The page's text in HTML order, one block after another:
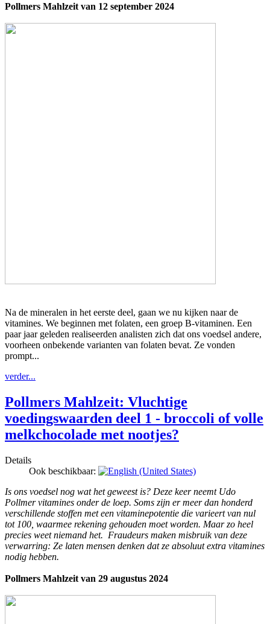
Pollmers Mahlzeit van 12 september 2024
Na de mineralen in het eerste deel, gaan we nu kijken naar de
vitamines. We beginnen met folaten, een groep B-vitaminen. Een
paar jaar geleden realiseerden analisten zich dat ons voedsel andere,
voorheen onbekende varianten van folaten bevat. Ze vonden
prompt...
verder...
Pollmers Mahlzeit: Vluchtige
voedingswaarden deel 1 - broccoli of volle
melkchocolade met nootjes?
Details
Ook beschikbaar:
Is ons voedsel nog wat het geweest is? Deze keer neemt Udo
Pollmer vitamines onder de loep. Soms zijn er meer dan honderd
verschillende stoffen met een vitaminepotentie die varieert van nul
tot 100, waarmee rekening gehouden moet worden. Maar zo heel
precies weet niemand het. Fraudeurs maken misbruik van deze
verwarring: Ze laten mensen denken dat ze absoluut extra vitamines
nodig hebben.
Pollmers Mahlzeit van 29 augustus 2024